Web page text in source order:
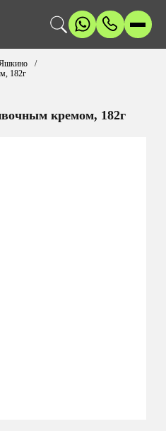
182г
кремом, 182г